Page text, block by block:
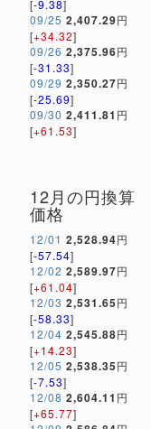
[-9.38]
09/25 2,407.29円
[+34.32]
09/26 2,375.96円
[-31.33]
09/29 2,350.27円
[-25.69]
09/30 2,411.81 円
[+61.53]
12月の円換算
価格
12/01 2,528.94円
[-57.54]
12/02 2,589.97円
[+61.04]
12/03 2,531.65円
[-58.33]
12/04 2,545.88円
[+14.23]
12/05 2,538.35円
[-7.53]
12/08 2,604.11 円
[+65.77]